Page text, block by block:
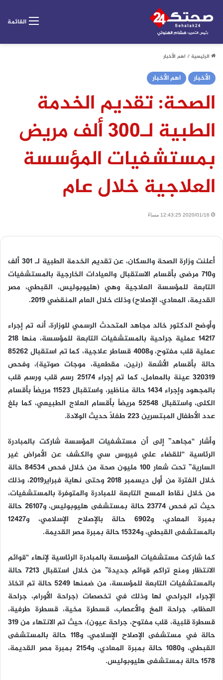
القائمة
الرئيسية/ اهم الأخبار
الأخبار اهم الأخبار
الصحة: تقديم الخدمة
الطبية لـ300 ألف مريض
بمستشفيات المؤسسة
العلاجية خلال عام
2020/01/16 12:43:25 مساءً
أعلنت وزارة الصحة والسكان، عن تقديم الخدمة الطبية لـ 301 ألف
و710 مرضى بأقسام الاستقبال والعيادات الخارجية بالمستشفيات
التابعة للمؤسسة العلاجية وهي (هليوبوليس، القبطي، مصر
القديمة، المعادي، الإصلاح) وذلك خلال العام المنقضي 2019.
وأوضح الدكتور خالد مجاهد المتحدث الرسمي للوزارة، أنه تم إجراء
14217 عملية جراحية بالمستشفيات التابعة للمؤسسة، منها 218
عملية قلب مفتوح، و4008 قساطر علاجية، كما تم استقبال 85262
حالة بأقسام الأشعة (رنين، مقطعية، موجات صوتية)، وفحص
320319 عينة بالمعامل، كما تم إجراء 25174 رسم قلب ورسم قلب
بالمجهود وإجراء 1434 حالة مناظير، واستقبال 11523 مريضاً بأقسام
الكلى، واستقبال 52548 مريضاً بأقسام العلاج الطبيعي، كما بلغ
عدد الأطفال المبتسرين 223 طفلاً حديث الولادة.
وأشار “مجاهد” إلى أن مستشفيات المؤسسة شاركت بالمبادرة
الرئاسية “للقضاء علي فيروس سي والكشف عن الأمراض غير
السارية” تحت شعار 100 مليون صحة من خلال فحص 84534 حالة
خلال الفترة من أول ديسمبر 2018 وحتى نهاية فبراير2019، وذلك
من خلال نقاط المسح التابعة للمبادرة والمتوفرة بالمستشفيات،
حيث تم فحص 23774 حالة بمستشفى هليوبوليس، و26107 حالة
بمبرة المعادي، و6902 حالة بالإصلاح الإسلامي، و12427
بالمستشفى القبطي، و15324 حالة بمبرة مصر القديمة.
كما شاركت مستشفيات المؤسسة بالمبادرة الرئاسية لإنهاء “قوائم
الانتظار ومنع تراكم قوائم جديدة” من خلال استقبال 7213 حالة
بالمستشفيات التابعة للمؤسسة، من ضمنها 5249 حالة تم اتخاذ
الإجراء الجراحي لها وذلك في تخصصات (جراحة الأورام، جراحة
العظام، جراحة المخ والأعصاب، قسطرة مخية، قسطرة طرفية،
قسطرة قلبية، قلب مفتوح، جراحة عيون)، حيث تم الانتهاء من 319
حالة في مستشفى الإصلاح الإسلامي، و118 حالة بالمستشفى
القبطي، و1080 حالة بمبرة المعادي، و2154 بمبرة مصر القديمة،
1578 حالة بمستشفى هليوبوليس.